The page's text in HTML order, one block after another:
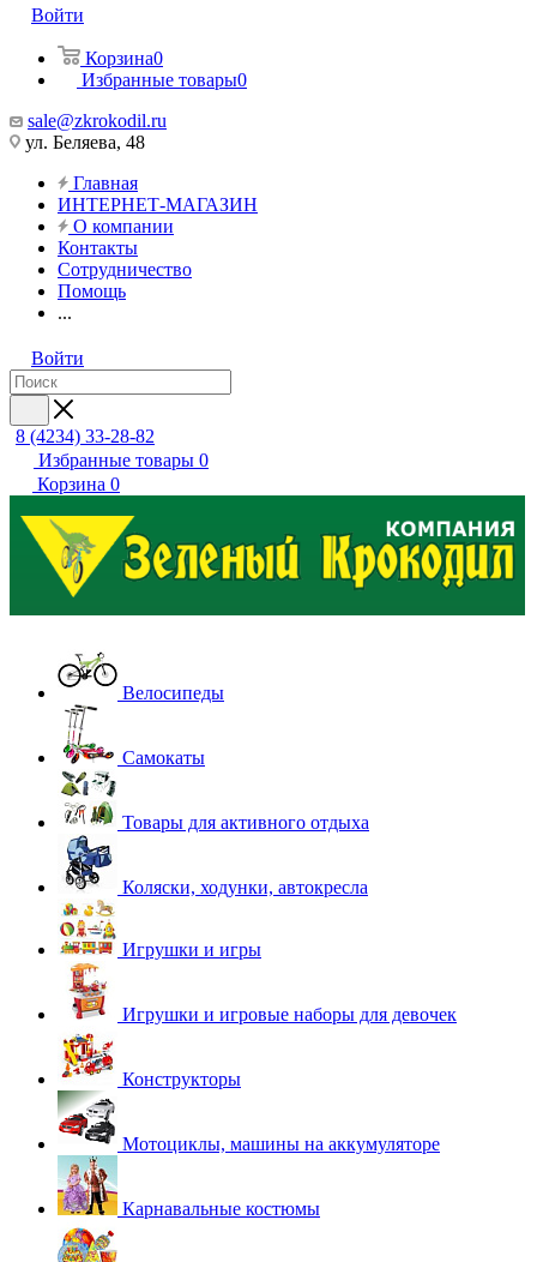
Войти
Корзина0
Избранные товары0
sale@zkrokodil.ru
ул. Беляева, 48
Главная
ИНТЕРНЕТ-МАГАЗИН
О компании
Контакты
Сотрудничество
Помощь
...
Войти
8 (4234) 33-28-82
Избранные товары 0
Корзина 0
Велосипеды
Самокаты
Товары для активного отдыха
Коляски, ходунки, автокресла
Игрушки и игры
Игрушки и игровые наборы для девочек
Конструкторы
Мотоциклы, машины на аккумуляторе
Карнавальные костюмы